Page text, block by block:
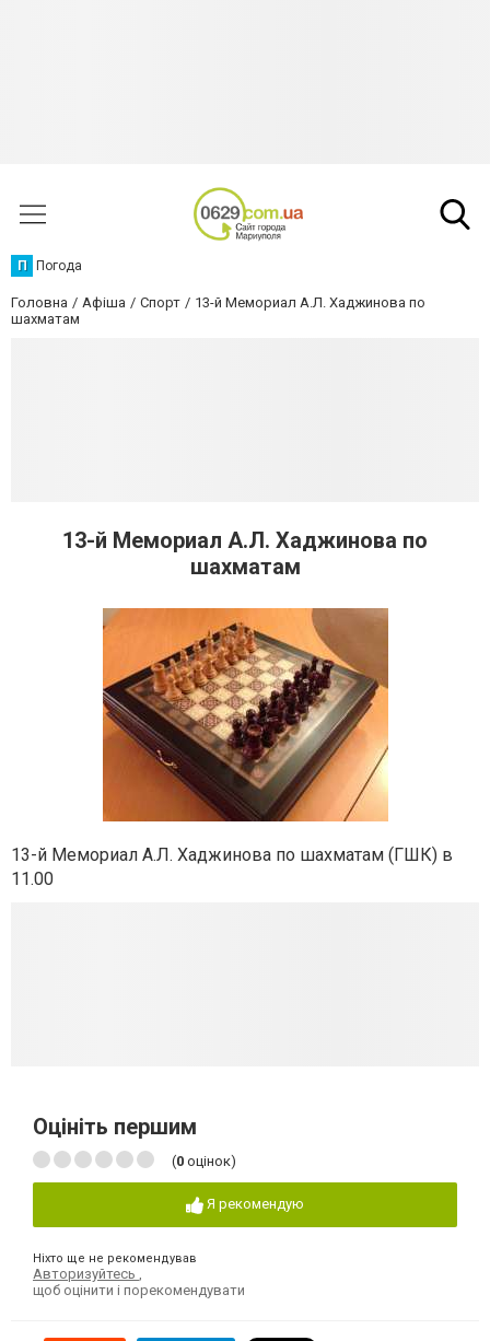
П Погода
Головна Афіша Спорт
13-й Мемориал А.Л. Хаджинова по
шахматам
13-й Мемориал А.Л. Хаджинова по
шахматам
13-й Мемориал А.Л. Хаджинова по шахматам (ГШК) в
11.00
Оцініть першим
(0 оцінок)
Я рекомендую
Ніхто ще не рекомендував
Авторизуйтесь
щоб оцінити і порекомендувати